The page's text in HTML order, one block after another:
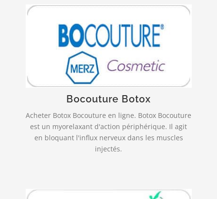
Bocouture Botox
Acheter Botox Bocouture en ligne. Botox Bocouture
est un myorelaxant d'action périphérique. Il agit
en bloquant l'influx nerveux dans les muscles
injectés.
Livraison rapide et fiable!
Bocouture
est indiqué dans la correction
temporaire des rides verticales intersourcilières
observées lors du froncement des sourcils…